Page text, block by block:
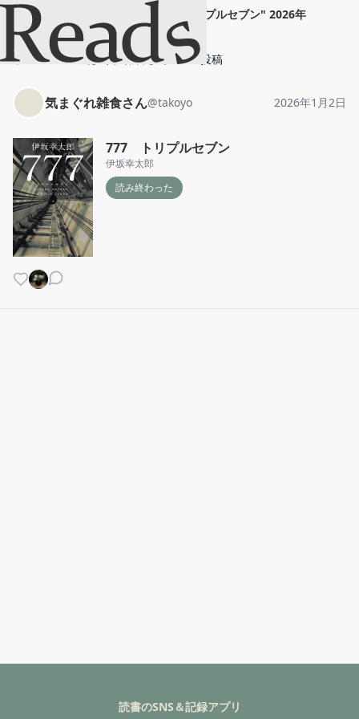
" 777 トリプルセブン" 2026年
1月2日
ホーム
気まぐれ雑食さん 投稿
気まぐれ雑食さん@takoyo 2026年1月2日
777 トリプルセブン
伊坂幸太郎
読み終わった
読書のSNS＆記録アプリ